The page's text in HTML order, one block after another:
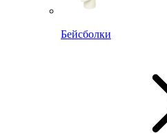
Бейсболки